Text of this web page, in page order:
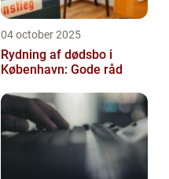
04 october 2025
Rydning af dødsbo i
København: Gode råd